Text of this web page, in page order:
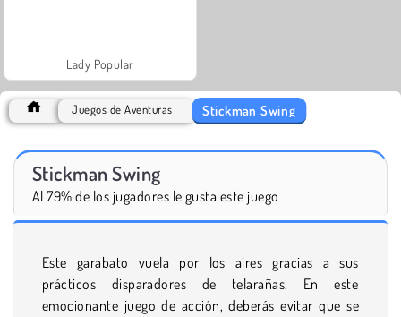
Lady Popular
Juegos de Aventuras Stickman Swing
Stickman Swing
Al 79% de los jugadores le gusta este juego
Este garabato vuela por los aires gracias a sus
prácticos disparadores de telarañas. En este
emocionante juego de acción, deberás evitar que se